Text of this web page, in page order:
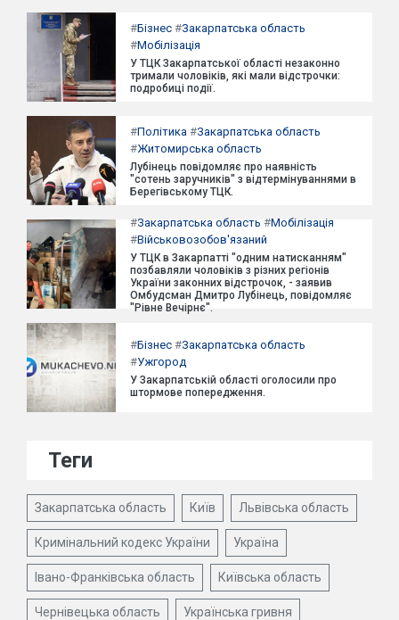
#Бізнес #Закарпатська область
#Мобілізація
У ТЦК Закарпатської області незаконно
тримали чоловіків, які мали відстрочки:
подробиці події.
#Політика #Закарпатська область
#Житомирська область
Лубінець повідомляє про наявність
"сотень заручників" з відтермінуваннями в
Берегівському ТЦК.
#Закарпатська область #Мобілізація
#Військовозобов'язаний
У ТЦК в Закарпатті "одним натисканням"
позбавляли чоловіків з різних регіонів
України законних відстрочок, - заявив
Омбудсман Дмитро Лубінець, повідомляє
"Рівне Вечірнє".
#Бізнес #Закарпатська область
#Ужгород
У Закарпатській області оголосили про
штормове попередження.
Теги
Закарпатська область Київ Львівська область
Кримінальний кодекс України Україна
Івано-Франківська область Київська область
Чернівецька область Українська гривня